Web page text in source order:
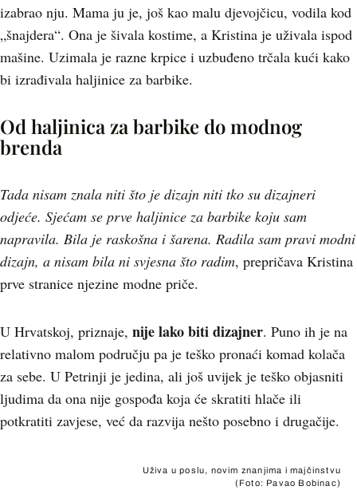
izabrao nju. Mama ju je, još kao malu djevojčicu, vodila kod
„šnajdera“. Ona je šivala kostime, a Kristina je uživala ispod
mašine. Uzimala je razne krpice i uzbuđeno trčala kući kako
bi izrađivala haljinice za barbike.
Od haljinica za barbike do modnog
brenda
Tada nisam znala niti što je dizajn niti tko su dizajneri
odjeće. Sjećam se prve haljinice za barbike koju sam
napravila. Bila je raskošna i šarena. Radila sam pravi modni
dizajn, a nisam bila ni svjesna što radim, prepričava Kristina
prve stranice njezine modne priče.
U Hrvatskoj, priznaje, nije lako biti dizajner. Puno ih je na
relativno malom području pa je teško pronaći komad kolača
za sebe. U Petrinji je jedina, ali još uvijek je teško objasniti
ljudima da ona nije gospođa koja će skratiti hlače ili
potkratiti zavjese, već da razvija nešto posebno i drugačije.
Uživa u poslu, novim znanjima i majčinstvu
(Foto: Pavao Bobinac)